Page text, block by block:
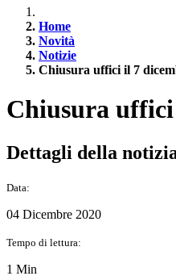
Home
Novità
Notizie
Chiusura uffici il 7
Chiusura
Dettagli della
Data:
04 Dicembre 2020
Tempo di lettura:
1 Min